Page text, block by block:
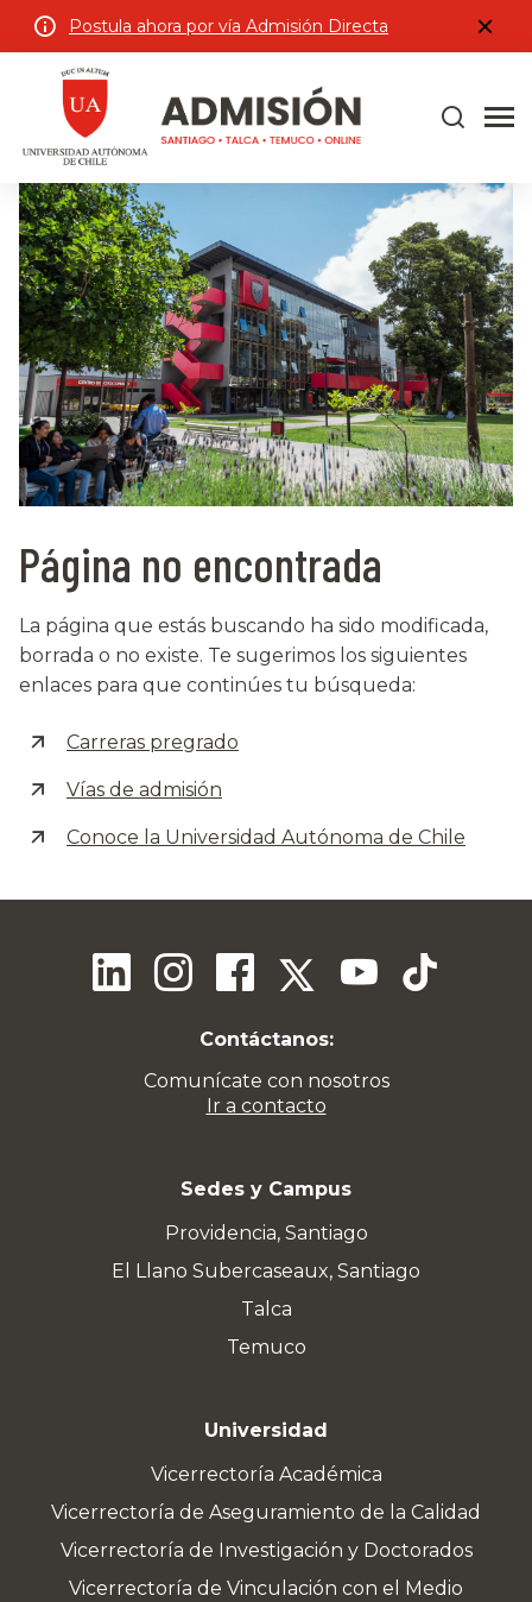
Postula ahora por vía Admisión Directa
Página no encontrada
La página que estás buscando ha sido modificada,
borrada o no existe. Te sugerimos los siguientes
enlaces para que continúes tu búsqueda:
Carreras pregrado
Vías de admisión
Conoce la Universidad Autónoma de Chile
Contáctanos:
Comunícate con nosotros
Ir a contacto
Sedes y Campus
Providencia, Santiago
El Llano Subercaseaux, Santiago
Talca
Temuco
Universidad
Vicerrectoría Académica
Vicerrectoría de Aseguramiento de la Calidad
Vicerrectoría de Investigación y Doctorados
Vicerrectoría de Vinculación con el Medio